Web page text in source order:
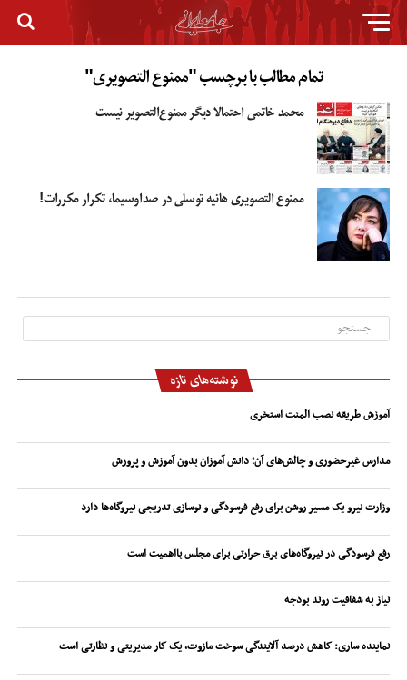
تمام مطالب با برچسب "ممنوع التصویری"
محمد خاتمی احتمالا دیگر ممنوع‌التصویر نیست
ممنوع التصویری هانیه توسلی در صداوسیما، تکرار مکررات!
نوشته‌های تازه
آموزش طریقه نصب المنت استخری
مدارس غیرحضوری و چالش‌های آن؛ دانش آموزان بدون آموزش و پرورش
وزارت نیرو یک مسیر روشن برای رفع فرسودگی و نوسازی تدریجی نیروگاه‌ها دارد
رفع فرسودگی در نیروگاه‌های برق حرارتی برای مجلس بااهمیت است
نیاز به شفافیت روند بودجه
نماینده ساری: کاهش درصد آلایندگی سوخت مازوت، یک کار مدیریتی و نظارتی است